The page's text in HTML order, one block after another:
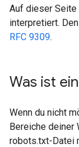
Auf dieser Seite
interpretiert.
RFC 9309.
Was ist
Wenn du nicht
Bereiche deiner
robots.txt-Datei